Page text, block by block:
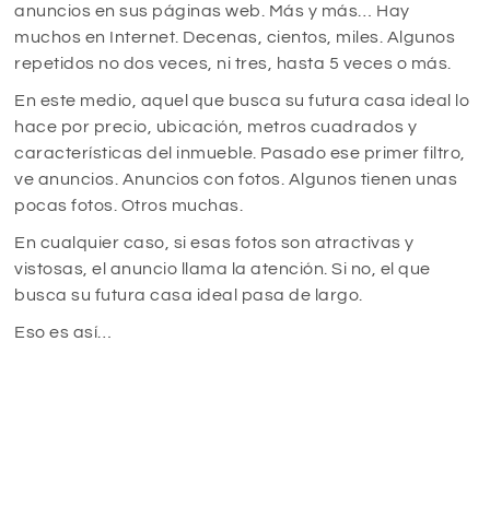
anuncios en sus páginas web. Más y más… Hay
muchos en Internet. Decenas, cientos, miles. Algunos
repetidos no dos veces, ni tres, hasta 5 veces o más.
En este medio, aquel que busca su futura casa ideal lo
hace por precio, ubicación, metros cuadrados y
características del inmueble. Pasado ese primer filtro,
ve anuncios. Anuncios con fotos. Algunos tienen unas
pocas fotos. Otros muchas.
En cualquier caso, si esas fotos son atractivas y
vistosas, el anuncio llama la atención. Si no, el que
busca su futura casa ideal pasa de largo.
Eso es así…